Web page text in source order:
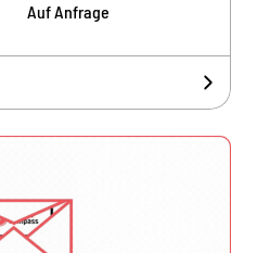
Auf Anfrage